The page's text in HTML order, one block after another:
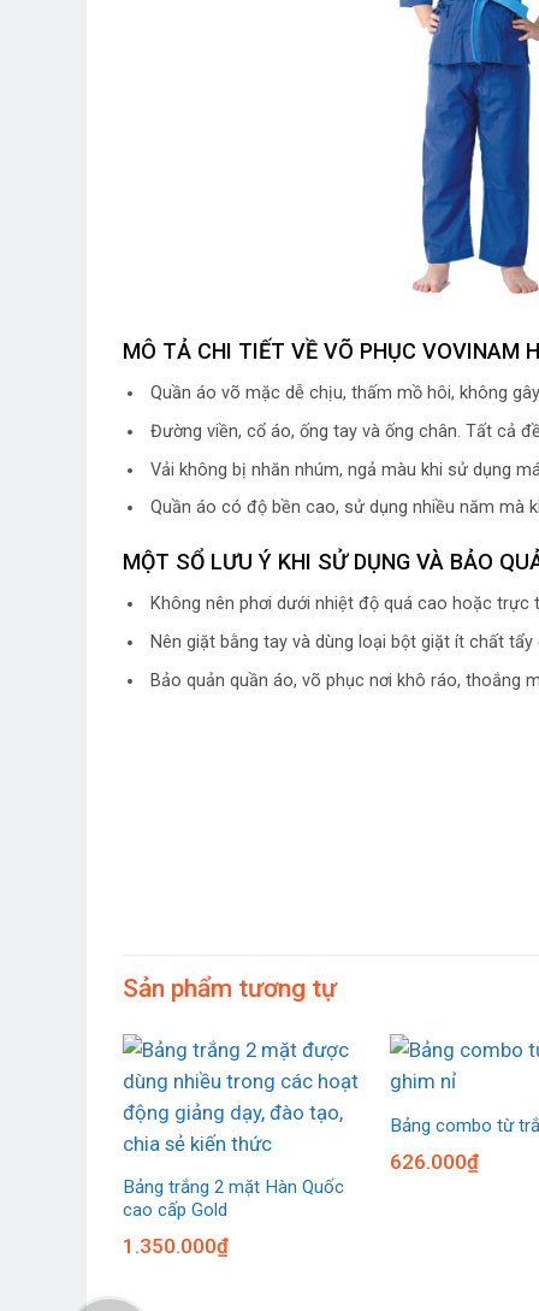
MÔ TẢ CHI TIẾT VỀ VÕ PHỤC VOVINAM
Quần áo võ mặc dễ chịu, thấm mồ hôi, không
Đường viền, cổ áo, ống tay và ống chân. Tất cả
Vải không bị nhăn nhúm, ngả màu khi sử dụng
Quần áo có độ bền cao, sử dụng nhiều năm mà
MỘT SỔ LƯU Ý KHI SỬ DỤNG VÀ BẢO
Không nên phơi dưới nhiệt độ quá cao hoặc trực
Nên giặt bằng tay và dùng loại bột giặt ít chất
Bảo quản quần áo, võ phục nơi khô ráo, thoắng
Sản phẩm tương tự
Bảng trắng 2 mặt Hàn Quốc
cao cấp Gold
1.350.000₫
Bảng combo từ
626.000₫